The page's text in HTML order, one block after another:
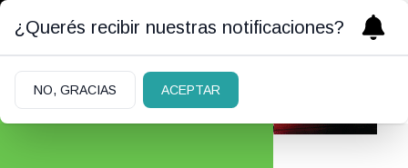
¿Querés recibir nuestras notificaciones?
NO, GRACIAS ACEPTAR